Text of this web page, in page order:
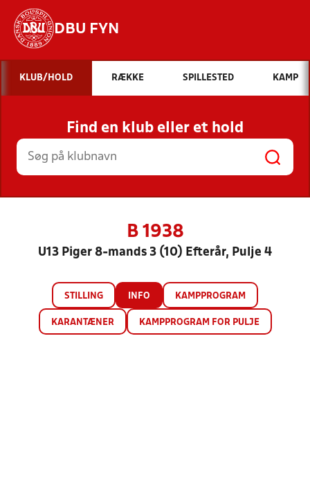
DBU FYN
Hvad vil du søge efter?
INDHOLD OG NYHEDER
STILLINGER, RESULTATER, KLUBBER OG
HOLD
KLUB/HOLD RÆKKE SPILLESTED KAMP
Find en klub eller et hold
B 1938
U13 Piger 8-mands 3 (10) Efterår, Pulje 4
STILLING INFO KAMPPROGRAM
KARANTÆNER KAMPPROGRAM FOR PULJE